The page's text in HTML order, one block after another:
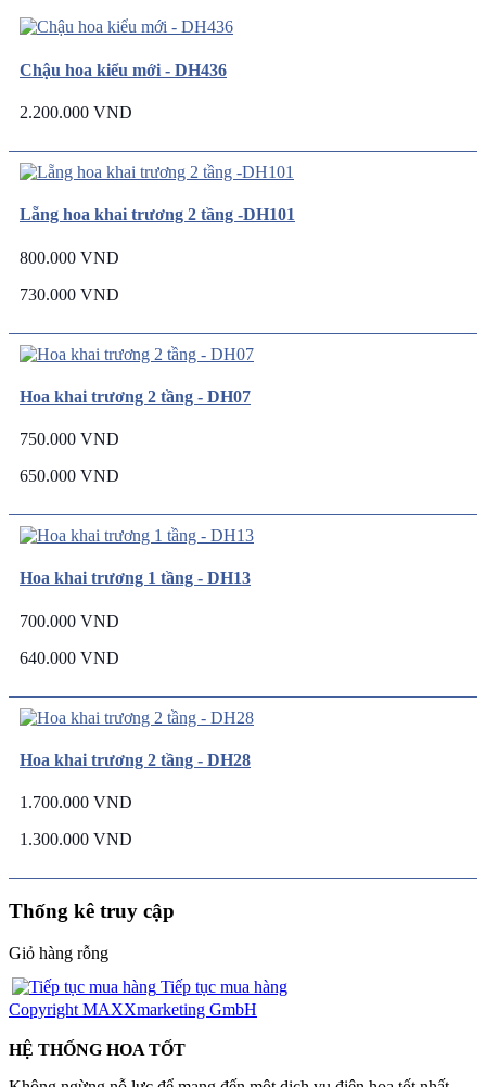
Chậu hoa kiểu mới - DH436
2.200.000 VND
Lẵng hoa khai trương 2 tầng -DH101
800.000 VND
730.000 VND
Hoa khai trương 2 tầng - DH07
750.000 VND
650.000 VND
Hoa khai trương 1 tầng - DH13
700.000 VND
640.000 VND
Hoa khai trương 2 tầng - DH28
1.700.000 VND
1.300.000 VND
Thống kê truy cập
Giỏ hàng rỗng
Tiếp tục mua hàng
Copyright MAXXmarketing GmbH
HỆ THỐNG HOA TỐT